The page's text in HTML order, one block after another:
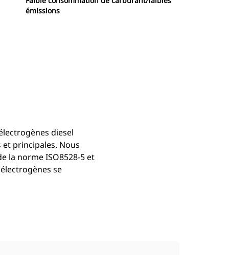
émissions
diesel
principales. Nous
la norme ISO8528-5 et
se